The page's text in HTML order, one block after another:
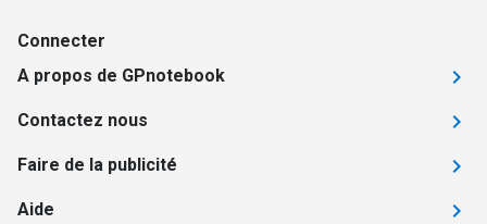
Connecter
A propos de GPnotebook
Contactez nous
Faire de la publicité
Aide